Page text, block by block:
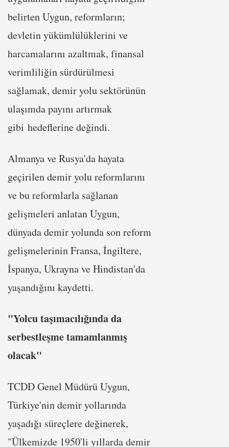
belirten Uygun, reformların;
devletin yükümlülüklerini ve
harcamalarını azaltmak, finansal
verimliliğin sürdürülmesi
sağlamak, demir yolu sektörünün
ulaşımda payını artırmak
gibi hedeflerine değindi.
Almanya ve Rusya'da hayata
geçirilen demir yolu reformlarını
ve bu reformlarla sağlanan
gelişmeleri anlatan Uygun,
dünyada demir yolunda son reform
gelişmelerinin Fransa, İngiltere,
İspanya, Ukrayna ve Hindistan'da
yaşandığını kaydetti.
"Yolcu taşımacılığında da
serbestleşme tamamlanmış
olacak"
TCDD Genel Müdürü Uygun,
Türkiye'nin demir yollarında
yaşadığı süreçlere değinerek,
"Ülkemizde 1950'li yıllarda demir